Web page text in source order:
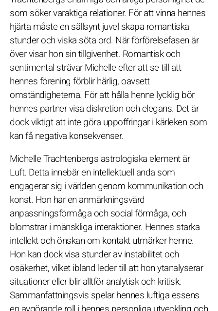
som söker varaktiga relationer. För att vinna hennes
hjärta måste en sällsynt juvel skapa romantiska
stunder och viska söta ord. När förförelsefasen är
över visar hon sin tillgivenhet. Romantisk och
sentimental strävar Michelle efter att se till att
hennes förening förblir härlig, oavsett
omständigheterna. För att hålla henne lycklig bör
hennes partner visa diskretion och elegans. Det är
dock viktigt att inte göra uppoffringar i kärleken som
kan få negativa konsekvenser.
Michelle Trachtenbergs astrologiska element är
Luft. Detta innebär en intellektuell anda som
engagerar sig i världen genom kommunikation och
konst. Hon har en anmärkningsvärd
anpassningsförmåga och social förmåga, och
blomstrar i mänskliga interaktioner. Hennes starka
intellekt och önskan om kontakt utmärker henne.
Hon kan dock visa stunder av instabilitet och
osäkerhet, vilket ibland leder till att hon ytanalyserar
situationer eller blir alltför analytisk och kritisk.
Sammanfattningsvis spelar hennes luftiga essens